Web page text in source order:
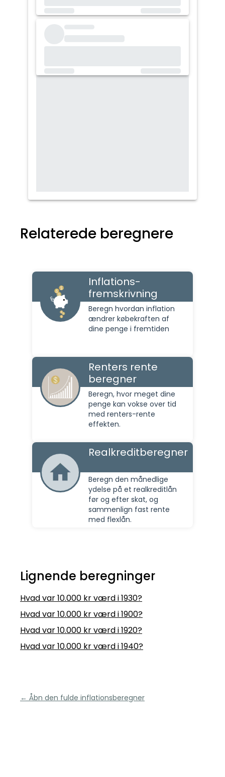
Relaterede beregnere
Inflations-
fremskrivning
Beregn hvordan inflation
ændrer købekraften af
dine penge i fremtiden
Renters rente
beregner
Beregn, hvor meget dine
penge kan vokse over tid
med renters-rente
effekten.
Realkreditberegner
Beregn den månedlige
ydelse på et realkreditlån
før og efter skat, og
sammenlign fast rente
med flexlån.
Lignende beregninger
Hvad var 10.000 kr værd i 1930?
Hvad var 10.000 kr værd i 1900?
Hvad var 10.000 kr værd i 1920?
Hvad var 10.000 kr værd i 1940?
← Åbn den fulde inflationsberegner